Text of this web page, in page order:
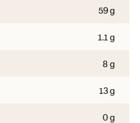
59 g
1.1 g
8 g
13 g
0 g